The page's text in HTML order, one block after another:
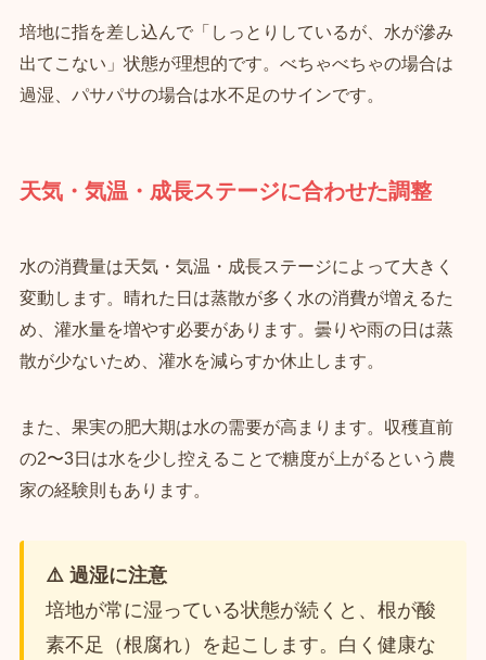
培地に指を差し込んで「しっとりしているが、水が滲み
出てこない」状態が理想的です。べちゃべちゃの場合は
過湿、パサパサの場合は水不足のサインです。
天気・気温・成長ステージに合わせた調整
水の消費量は天気・気温・成長ステージによって大きく
変動します。晴れた日は蒸散が多く水の消費が増えるた
め、灌水量を増やす必要があります。曇りや雨の日は蒸
散が少ないため、灌水を減らすか休止します。
また、果実の肥大期は水の需要が高まります。収穫直前
の2〜3日は水を少し控えることで糖度が上がるという農
家の経験則もあります。
⚠️ 過湿に注意
培地が常に湿っている状態が続くと、根が酸
素不足（根腐れ）を起こします。白く健康な